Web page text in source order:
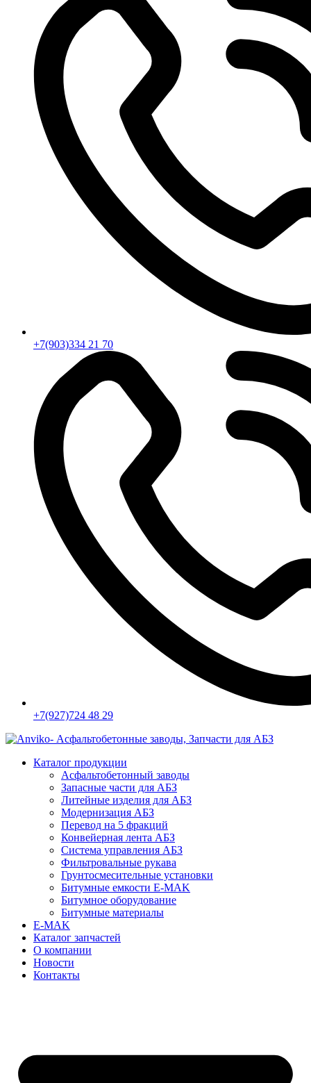
+7(903)334 21 70
+7(927)724 48 29
Каталог продукции
Асфальтобетонный заводы
Запасные части для АБЗ
Литейные изделия для АБЗ
Модернизация АБЗ
Перевод на 5 фракций
Конвейерная лента АБЗ
Система управления АБЗ
Фильтровальные рукава
Грунтосмесительные установки
Битумные емкости E-MAK
Битумное оборудование
Битумные материалы
E-MAK
Каталог запчастей
О компании
Новости
Контакты